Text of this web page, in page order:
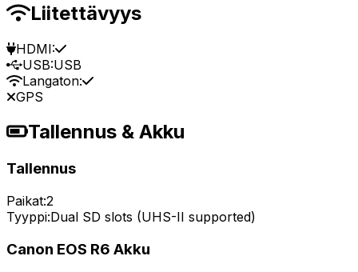
Liitettävyys
HDMI:
USB:USB
Langaton:
GPS
Tallennus & Akku
Tallennus
Paikat:2
Tyyppi:Dual SD slots (UHS-II supported)
Canon EOS R6 Akku